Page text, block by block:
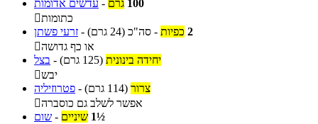
עדשים אדומות - 100 גרם
כתומות
זרעי פשתן - 2 כפיות - סה"כ (24 גרם)
או כף גדושה
בצל - יחידה בינונית (125 גרם)
יבש
פטרוזיליה - צרור (114 גרם)
אפשר לשלב גם כוסברה
שום - 1½ שיניים